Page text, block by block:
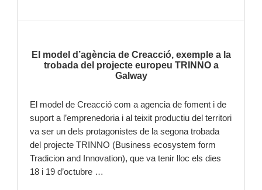
El model d’agència de Creacció, exemple a la
trobada del projecte europeu TRINNO a
Galway
El model de Creacció com a agencia de foment i de
suport a l’emprenedoria i al teixit productiu del territori
va ser un dels protagonistes de la segona trobada
del projecte TRINNO (Business ecosystem form
Tradicion and Innovation), que va tenir lloc els dies
18 i 19 d’octubre …